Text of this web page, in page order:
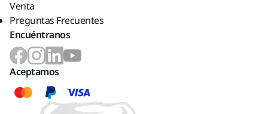
Venta
Preguntas Frecuentes
Encuéntranos
Aceptamos